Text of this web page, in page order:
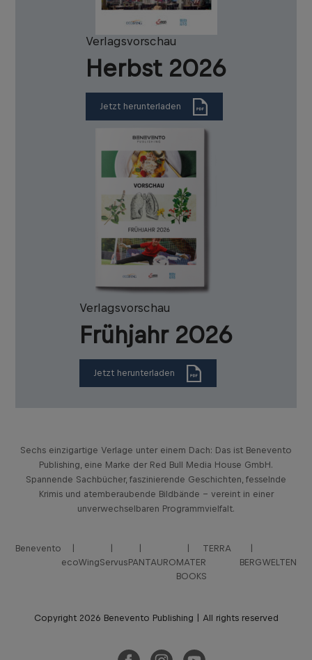
Verlagsvorschau
Herbst 2026
Jetzt herunterladen
Verlagsvorschau
Frühjahr 2026
Jetzt herunterladen
Sechs einzigartige Verlage unter einem Dach: Das ist Benevento
Publishing, eine Marke der Red Bull Media House GmbH.
Spannende Sachbücher, faszinierende Geschichten, fesselnde
Krimis und atemberaubende Bildbände – vereint in einer
unverwechselbaren Programmvielfalt.
Benevento
ecoWingServusPANTAURO
TERRA
MATER
BOOKS
BERGWELTEN
Copyright 2026 Benevento Publishing | All rights reserved